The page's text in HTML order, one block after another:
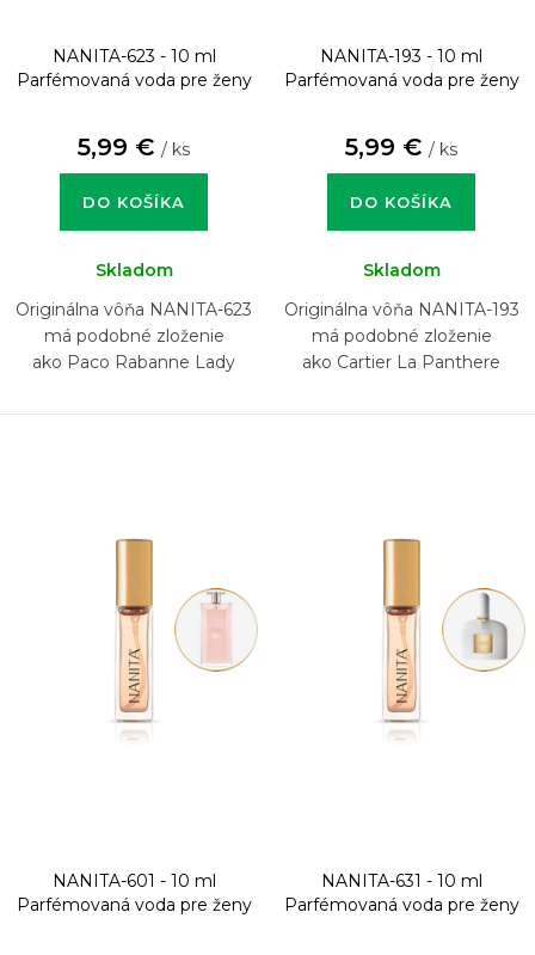
NANITA-623 - 10 ml
Parfémovaná voda pre ženy
5,99 € / ks
DO KOŠÍKA
Skladom
Originálna vôňa NANITA-623
má podobné zloženie
ako Paco Rabanne Lady
NANITA-193 - 10 ml
Parfémovaná voda pre ženy
5,99 € / ks
DO KOŠÍKA
Skladom
Originálna vôňa NANITA-193
má podobné zloženie
ako Cartier La Panthere
NANITA-601 - 10 ml
Parfémovaná voda pre ženy
NANITA-631 - 10 ml
Parfémovaná voda pre ženy